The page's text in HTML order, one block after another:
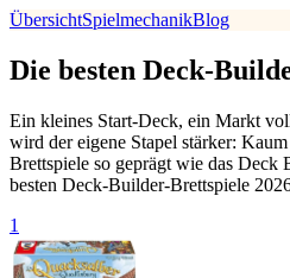
ÜbersichtSpielmechanikBlog
Die besten Deck-
Ein kleines Start-Deck, ein Markt
wird der eigene Stapel stärker:
Brettspiele so geprägt wie das Deck
besten Deck-Builder-Brettspiele
1